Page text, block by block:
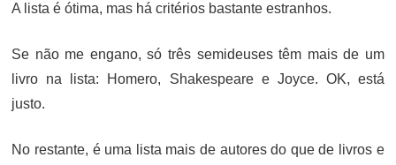
A lista é ótima, mas há critérios bastante estranhos.
Se não me engano, só três semideuses têm mais de um
livro na lista: Homero, Shakespeare e Joyce. OK, está
justo.
No restante, é uma lista mais de autores do que de livros e